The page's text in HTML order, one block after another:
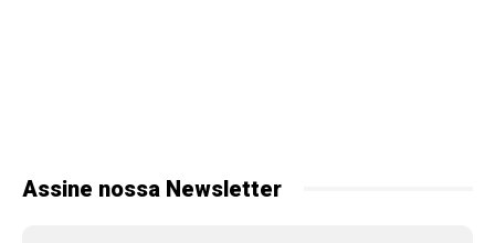
Assine nossa Newsletter